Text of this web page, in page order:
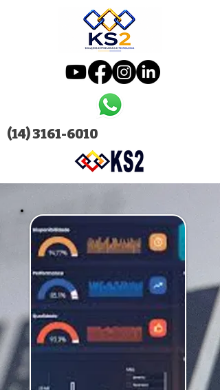
(14) 3161-6010